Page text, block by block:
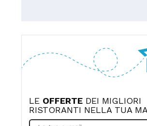
LE OFFERTE DEI MIGLIORI
RISTORANTI NELLA TUA